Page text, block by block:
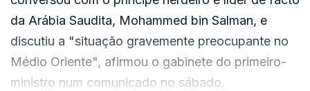
Israel atacou com caças depósitos de petróleo
perto de Teerão. O Ministério do Petróleo do Irão
reportou estragos mínimos, devido à escassez de
combustível nos depósitos.
da Arábia Saudita, Mohammed bin Salman, e
discutiu a "situação gravemente preocupante no
Médio Oriente", afirmou o gabinete do primeiro-
ministro num comunicado no sábado.